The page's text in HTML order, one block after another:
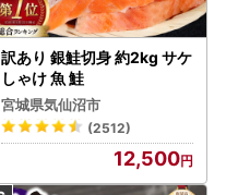
訳あり 銀鮭切身 約2kg サケ
しゃけ 魚 鮭
宮城県気仙沼市
(2512)
12,500